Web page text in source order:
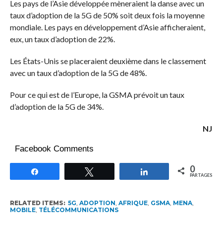
Les pays de l’Asie développée mèneraient la danse avec un
taux d’adoption de la 5G de 50% soit deux fois la moyenne
mondiale. Les pays en développement d’Asie afficheraient,
eux, un taux d’adoption de 22%.
Les États-Unis se placeraient deuxième dans le classement
avec un taux d’adoption de la 5G de 48%.
Pour ce qui est de l’Europe, la GSMA prévoit un taux
d’adoption de la 5G de 34%.
NJ
Facebook Comments
Partagez 0
PARTAGES
RELATED ITEMS: 5G, ADOPTION, AFRIQUE, GSMA, MENA,
MOBILE, TÉLÉCOMMUNICATIONS